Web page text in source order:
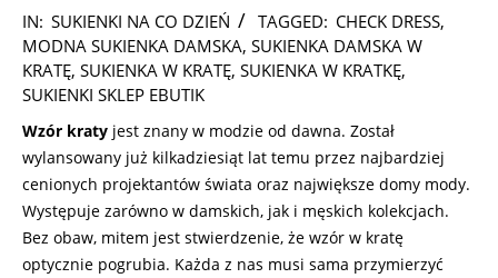
2026-
08-
02
IN: SUKIENKI NA CO DZIEŃ TAGGED: CHECK DRESS,
MODNA SUKIENKA DAMSKA, SUKIENKA DAMSKA W
KRATĘ, SUKIENKA W KRATĘ, SUKIENKA W KRATKĘ,
SUKIENKI SKLEP EBUTIK
Wzór kraty jest znany w modzie od dawna. Został
wylansowany już kilkadziesiąt lat temu przez najbardziej
cenionych projektantów świata oraz największe domy mody.
Występuje zarówno w damskich, jak i męskich kolekcjach.
Bez obaw, mitem jest stwierdzenie, że wzór w kratę
optycznie pogrubia. Każda z nas musi sama przymierzyć